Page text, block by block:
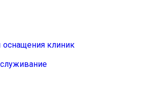
оснащения клиник